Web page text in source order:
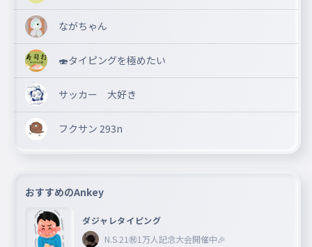
ながちゃん
🍣タイピングを極めたい
サッカー 大好き
フクサン 293n
おすすめのAnkey
ダジャレタイピング
N.S.21㊗︎1万人記念大会開催中🎉